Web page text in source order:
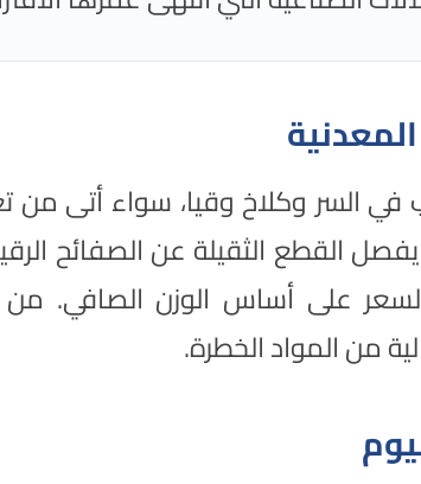
في السر وكلاخ وقيا، سواء أتى
يفصل القطع الثقيلة عن الصفائح
على أساس الوزن الصافي. من
من المواد الخطرة.